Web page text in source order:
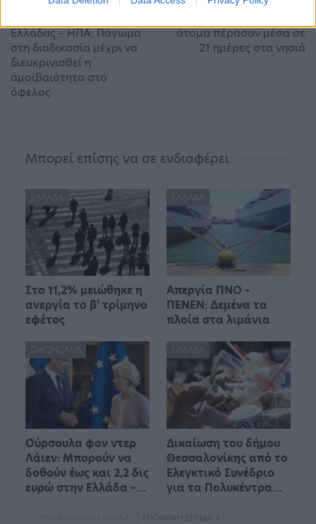
Ελλάδας – ΗΠΑ: Πάγωμα
στη διαδικασία μέχρι να
διευκρινισθεί η
αμοιβαιότητα στο
όφελος
άτομα πέρασαν μέσα σε
21 ημέρες στα νησιά
Μπορεί επίσης να σε ενδιαφέρει
ΕΛΛΆΔΑ
Στο 11,2% μειώθηκε η
ανεργία το β’ τρίμηνο
εφέτος
ΕΛΛΆΔΑ
Απεργία ΠΝΟ –
ΠΕΝΕΝ: Δεμένα τα
πλοία στα λιμάνια
ΟΙΚΟΝΟΜΊΑ
Ούρσουλα φον ντερ
Λάιεν: Μπορούν να
δοθούν έως και 2,2 δις
ευρώ στην Ελλάδα –…
ΕΛΛΆΔΑ
Δικαίωση του δήμου
Θεσσαλονίκης από το
Ελεγκτικό Συνέδριο
για τα Πολυκέντρα…
ΕΠΌΜΕΝΗ ΣΕΛΊΔΑ